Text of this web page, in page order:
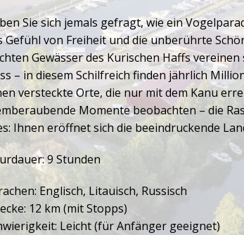
Sie sich jemals gefragt, wie ein
Gefühl von Freiheit und die unberührte
Gewässer des Kurischen Haffs
– in diesem Schilfreich finden jährlich
versteckte Orte, die nur mit dem Kanu
Momente beobachten – die
Ihnen eröffnet sich die beeindruckende
9 Stunden
Englisch, Litauisch, Russisch
12 km (mit Stopps)
Leicht (für Anfänger geeignet)